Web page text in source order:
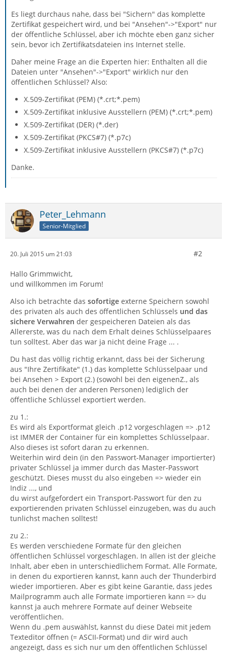
Es liegt durchaus nahe, dass bei "Sichern" das komplette
Zertifikat gespeichert wird, und bei "Ansehen"->"Export" nur
der öffentliche Schlüssel, aber ich möchte eben ganz sicher
sein, bevor ich Zertifikatsdateien ins Internet stelle.
Daher meine Frage an die Experten hier: Enthalten all die
Dateien unter "Ansehen"->"Export" wirklich nur den
öffentlichen Schlüssel? Also:
X.509-Zertifikat (PEM) (*.crt;*.pem)
X.509-Zertifikat inklusive Ausstellern (PEM) (*.crt;*.pem)
X.509-Zertifikat (DER) (*.der)
X.509-Zertifikat (PKCS#7) (*.p7c)
X.509-Zertifikat inklusive Ausstellern (PKCS#7) (*.p7c)
Danke.
Peter_Lehmann
Senior-Mitglied
20. Juli 2015 um 21:03 #2
Hallo Grimmwicht,
und willkommen im Forum!
Also ich betrachte das sofortige externe Speichern sowohl
des privaten als auch des öffentlichen Schlüssels und das
sichere Verwahren der gespeicheren Dateien als das
Allererste, was du nach dem Erhalt deines Schlüsselpaares
tun solltest. Aber das war ja nicht deine Frage ... .
Du hast das völlig richtig erkannt, dass bei der Sicherung
aus "Ihre Zertifikate" (1.) das komplette Schlüsselpaar und
bei Ansehen > Export (2.) (sowohl bei den eigenenZ., als
auch bei denen der anderen Personen) lediglich der
öffentliche Schlüssel exportiert werden.
zu 1.:
Es wird als Exportformat gleich .p12 vorgeschlagen => .p12
ist IMMER der Container für ein komplettes Schlüsselpaar.
Also dieses ist sofort daran zu erkennen.
Weiterhin wird dein (in den Passwort-Manager importierter)
privater Schlüssel ja immer durch das Master-Passwort
geschützt. Dieses musst du also eingeben => wieder ein
Indiz ..., und
du wirst aufgefordert ein Transport-Passwort für den zu
exportierenden privaten Schlüssel einzugeben, was du auch
tunlichst machen solltest!
zu 2.:
Es werden verschiedene Formate für den gleichen
öffentlichen Schlüssel vorgeschlagen. In allen ist der gleiche
Inhalt, aber eben in unterschiedlichem Format. Alle Formate,
in denen du exportieren kannst, kann auch der Thunderbird
wieder importieren. Aber es gibt keine Garantie, dass jedes
Mailprogramm auch alle Formate importieren kann => du
kannst ja auch mehrere Formate auf deiner Webseite
veröffentlichen.
Wenn du .pem auswählst, kannst du diese Datei mit jedem
Texteditor öffnen (= ASCII-Format) und dir wird auch
angezeigt, dass es sich nur um den öffentlichen Schlüssel